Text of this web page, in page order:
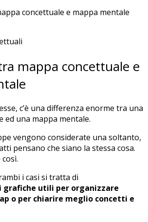
mappa concettuale e
c’è una differenza enorme tra una
ed una mappa mentale.
vengono considerate una soltanto,
pensano che siano la stessa cosa.
i casi si tratta di
grafiche utili per organizzare
o per chiarire meglio concetti e